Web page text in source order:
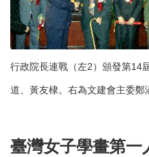
行政院長連戰（左2）頒發第14
道、黃友棣。 右為文建會主委鄭
臺灣女子學畫第一